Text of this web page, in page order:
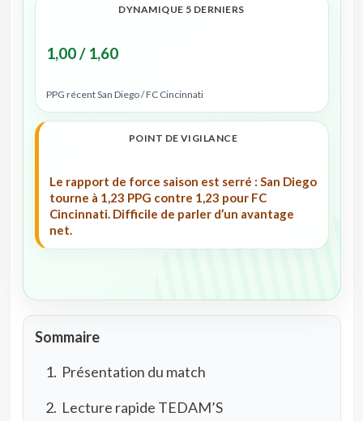
DYNAMIQUE 5 DERNIERS
1,00 / 1,60
PPG récent San Diego / FC Cincinnati
POINT DE VIGILANCE
Le rapport de force saison est serré : San Diego
tourne à 1,23 PPG contre 1,23 pour FC
Cincinnati. Difficile de parler d’un avantage
net.
Sommaire
Présentation du match
Lecture rapide TEDAM’S